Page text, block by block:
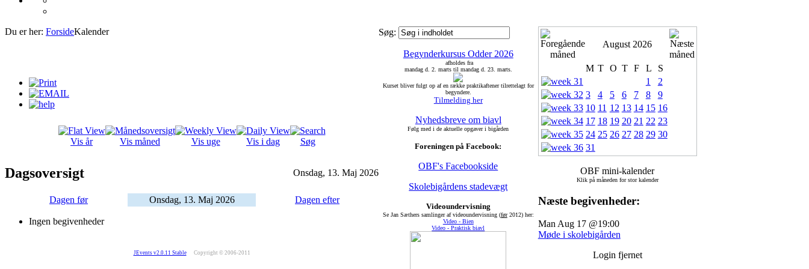
Du er her: ForsideKalender
Vis år Vis måned Vis uge Vis i dag Søg
Dagsoversigt Onsdag, 13. Maj 2026
Dagen før Onsdag, 13. Maj 2026 Dagen efter
Ingen begivenheder
JEvents v2.0.11 Stable Copyright © 2006-2011
Søg:
Begynderkursus Odder 2026
afholdes fra
mandag d. 2. marts til mandag d. 23. marts.
Kurset bliver fulgt op af en række praktikaftener tilrettelagt for
begyndere.
Tilmelding her
Nyhedsbreve om biavl
Følg med i de aktuelle opgaver i bigården
Foreningen på Facebook:
OBF's Facebookside
Skolebigårdens stadevægt
Videoundervisning
Se Jan Sæthers samlinger af videoundervisning (før2012) her:
Video - Bien
Video - Praktisk biavl
August 2026
M T O T F L
S
1
2
3
4 5 6 7 8
9
10 11 12 13 14 15 16
17 18 19 20 21 22 23
24 25 26 27 28 29 30
31
OBF mini-kalender
Klik på måneden for stor kalender
Næste begivenheder:
Man Aug 17 @19:00
Møde i skolebigården
Login fjernet